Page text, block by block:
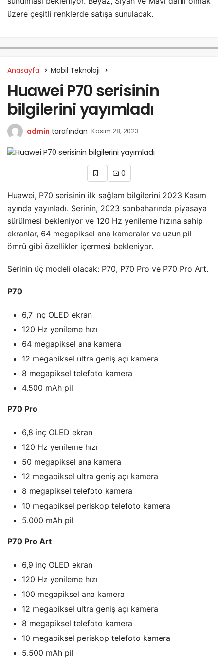
üzere çeşitli renklerde satışa sunulacak.
Anasayfa Mobil Teknoloji
Huawei P70 serisinin
bilgilerini yayımladı
admin tarafından Kasım 28, 2023
0
Huawei, P70 serisinin ilk sağlam bilgilerini 2023 Kasım
ayında yayınladı. Serinin, 2023 sonbaharında piyasaya
sürülmesi bekleniyor ve 120 Hz yenileme hızına sahip
ekranlar, 64 megapiksel ana kameralar ve uzun pil
ömrü gibi özellikler içermesi bekleniyor.
Serinin üç modeli olacak: P70, P70 Pro ve P70 Pro Art.
P70
6,7 inç OLED ekran
120 Hz yenileme hızı
64 megapiksel ana kamera
12 megapiksel ultra geniş açı kamera
8 megapiksel telefoto kamera
4.500 mAh pil
P70 Pro
6,8 inç OLED ekran
120 Hz yenileme hızı
50 megapiksel ana kamera
12 megapiksel ultra geniş açı kamera
8 megapiksel telefoto kamera
10 megapiksel periskop telefoto kamera
5.000 mAh pil
P70 Pro Art
6,9 inç OLED ekran
120 Hz yenileme hızı
100 megapiksel ana kamera
12 megapiksel ultra geniş açı kamera
8 megapiksel telefoto kamera
10 megapiksel periskop telefoto kamera
5.500 mAh pil